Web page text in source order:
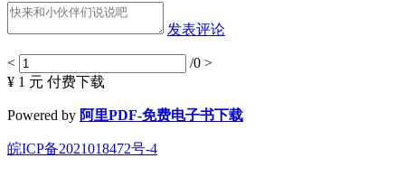
发表评论
< /0 >
¥ 1 元 付费下载
Powered by 阿里PDF-免费电子书下载
皖ICP备2021018472号-4